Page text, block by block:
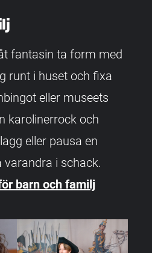
fantasin ta form med
runt i huset och fixa
eller museets
karolinerrock och
eller pausa en
i schack.
barn och familj